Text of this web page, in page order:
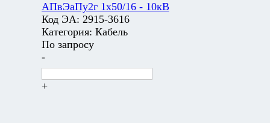
АПвЭаПу2г 1х50/16 - 10кВ
Код ЭА: 2915-3616
Категория: Кабель
По запросу
-
+